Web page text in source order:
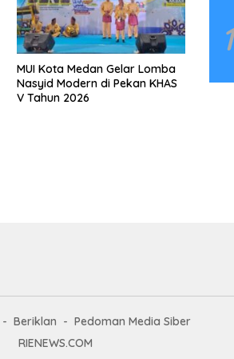
MUI Kota Medan Gelar Lomba
Nasyid Modern di Pekan KHAS
V Tahun 2026
Beriklan
Pedoman Media Siber
RIENEWS.COM